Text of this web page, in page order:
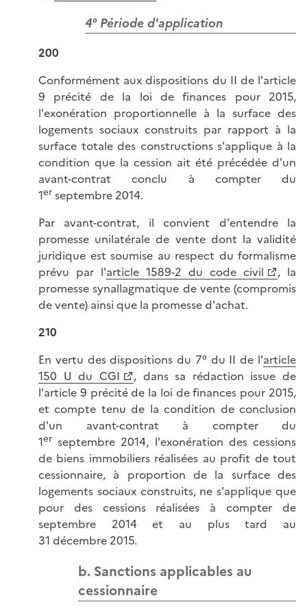
4° Période d'application
200
Conformément aux dispositions du II de l'article
9 précité de la loi de finances pour 2015,
l'exonération proportionnelle à la surface des
logements sociaux construits par rapport à la
surface totale des constructions s'applique à la
condition que la cession ait été précédée d'un
avant-contrat conclu à compter du
1er septembre 2014.
Par avant-contrat, il convient d'entendre la
promesse unilatérale de vente dont la validité
juridique est soumise au respect du formalisme
prévu par l'article 1589-2 du code civil
, la
promesse synallagmatique de vente (compromis
de vente) ainsi que la promesse d'achat.
210
En vertu des dispositions du 7° du II de l'article
150 U du CGI
, dans sa rédaction issue de
l'article 9 précité de la loi de finances pour 2015,
et compte tenu de la condition de conclusion
d'un avant-contrat à compter du
1er septembre 2014, l'exonération des cessions
de biens immobiliers réalisées au profit de tout
cessionnaire, à proportion de la surface des
logements sociaux construits, ne s'applique que
pour des cessions réalisées à compter de
septembre 2014 et au plus tard au
31 décembre 2015.
b. Sanctions applicables au
cessionnaire